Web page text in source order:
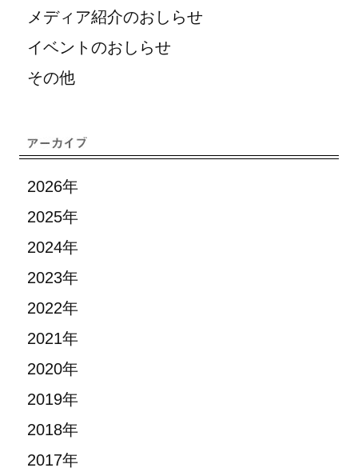
メディア紹介のおしらせ
イベントのおしらせ
その他
2026年
2025年
2024年
2023年
2022年
2021年
2020年
2019年
2018年
2017年